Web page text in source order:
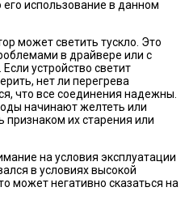
использование в данном
может светить тускло. Это
в драйвере или с
устройство светит
нет ли перегрева
что все соединения надежны.
начинают желтеть или
признаком их старения или
на условия эксплуатации
в условиях высокой
может негативно сказаться на